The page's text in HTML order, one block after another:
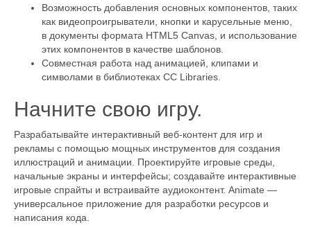
Возможность добавления основных компонентов, таких
как видеопроигрыватели, кнопки и карусельные меню,
в документы формата HTML5 Canvas, и использование
этих компонентов в качестве шаблонов.
Совместная работа над анимацией, клипами и
символами в библиотеках CC Libraries.
Начните свою игру.
Разрабатывайте интерактивный веб-контент для игр и
рекламы с помощью мощных инструментов для создания
иллюстраций и анимации. Проектируйте игровые среды,
начальные экраны и интерфейсы; создавайте интерактивные
игровые спрайты и встраивайте аудиоконтент. Animate —
универсальное приложение для разработки ресурсов и
написания кода.